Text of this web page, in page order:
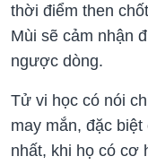
thời điểm then
Mùi sẽ cảm nhận
ngược dòng.
Tử vi học có nói
may mắn, đặc
nhất, khi họ có cơ